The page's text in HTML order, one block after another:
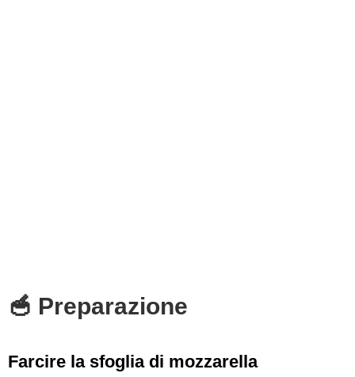
🥣 Preparazione
Farcire la sfoglia di mozzarella